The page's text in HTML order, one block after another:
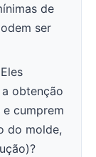
de
ser
Eles
obtenção
cumprem
do molde,